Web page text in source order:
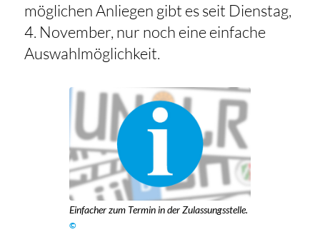
möglichen Anliegen gibt es seit Dienstag,
4. November, nur noch eine einfache
Auswahlmöglichkeit.
Einfacher zum Termin in der Zulassungsstelle.
©